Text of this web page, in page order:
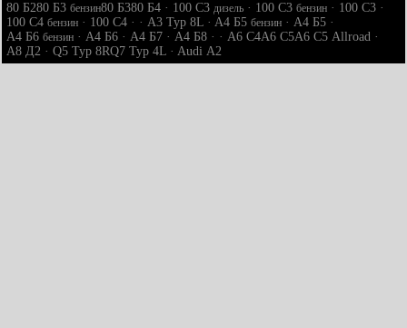
80 Б280 Б3 бензин80 Б380 Б4 · 100 С3 дизель · 100 С3 бензин · 100 С3 ·
100 С4 бензин · 100 С4 · · A3 Typ 8L · A4 Б5 бензин · A4 Б5 ·
A4 Б6 бензин · A4 Б6 · A4 Б7 · A4 Б8 · · A6 С4A6 С5A6 С5 Allroad ·
A8 Д2 · Q5 Typ 8RQ7 Typ 4L · Audi А2